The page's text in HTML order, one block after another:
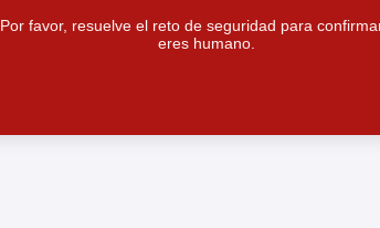
Por favor, resuelve el reto de seguridad para
eres humano.